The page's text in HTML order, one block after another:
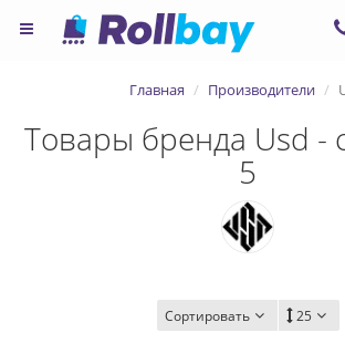
Главная Производители
Товары бренда Usd -
5
Сортировать 25